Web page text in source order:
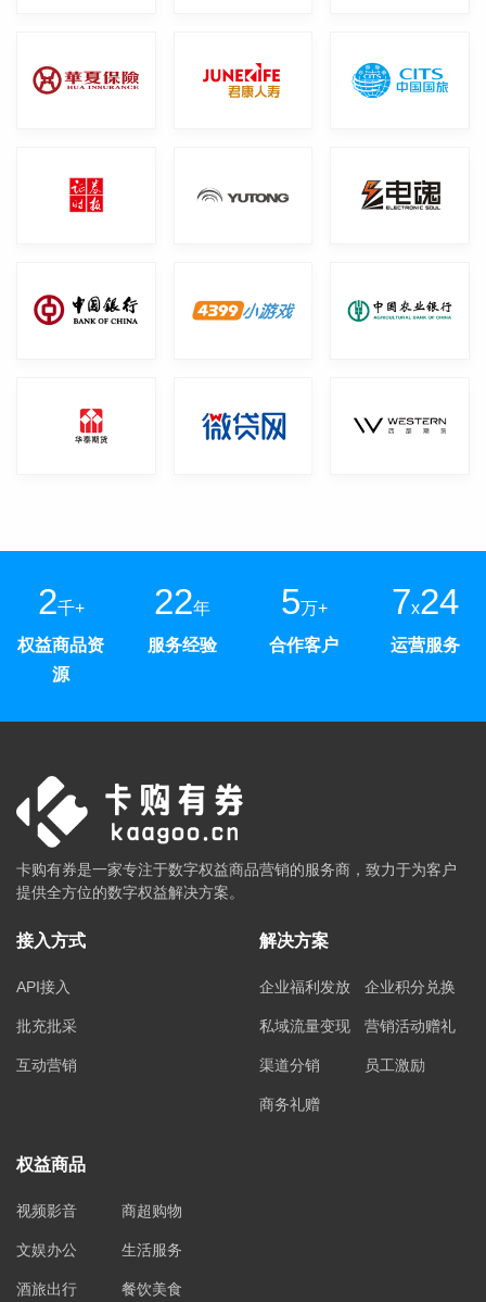
2千+
权益商品资
源
22年
服务经验
5万+
合作客户
7x24
运营服务
卡购有券是一家专注于数字权益商品营销的服务商，致力于为客户
提供全方位的数字权益解决方案。
接入方式
API接入
批充批采
互动营销
解决方案
企业福利发放 企业积分兑换
私域流量变现 营销活动赠礼
渠道分销 员工激励
商务礼赠
权益商品
视频影音 商超购物
文娱办公 生活服务
酒旅出行 餐饮美食